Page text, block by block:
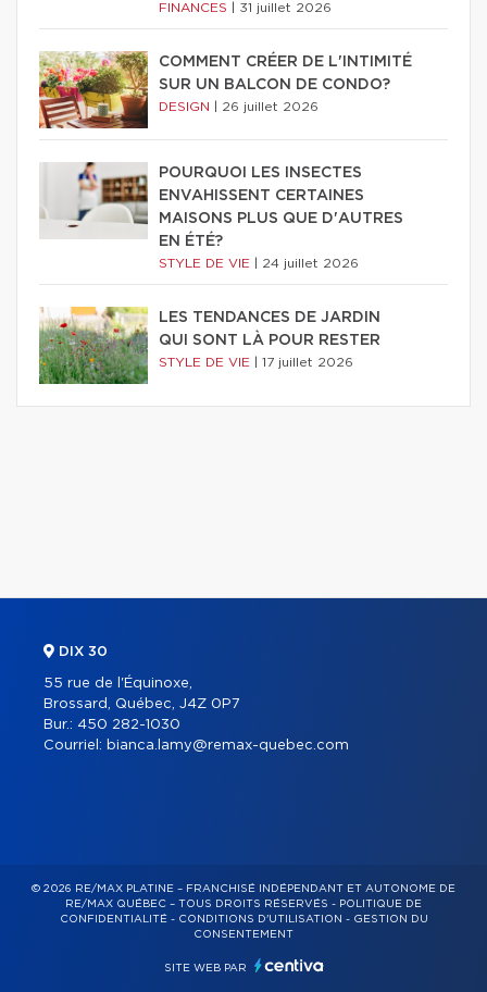
FINANCES 31 juillet 2026
COMMENT CRÉER DE L'INTIMITÉ
SUR UN BALCON DE CONDO?
DESIGN 26 juillet 2026
POURQUOI LES INSECTES
ENVAHISSENT CERTAINES
MAISONS PLUS QUE D'AUTRES
EN ÉTÉ?
STYLE DE VIE 24 juillet 2026
LES TENDANCES DE JARDIN
QUI SONT LÀ POUR RESTER
STYLE DE VIE 17 juillet 2026
DIX 30
55 rue de l'Équinoxe,
Brossard, Québec, J4Z 0P7
Bur.: 450 282-1030
Courriel: bianca.lamy@remax-quebec.com
© 2026 RE/MAX PLATINE – FRANCHISÉ INDÉPENDANT ET AUTONOME DE
RE/MAX QUÉBEC – TOUS DROITS RÉSERVÉS - POLITIQUE DE
CONFIDENTIALITÉ- CONDITIONS D'UTILISATION - GESTION DU
CONSENTEMENT
SITE WEB PAR